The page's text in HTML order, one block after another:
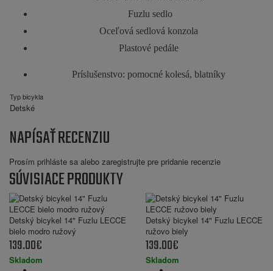
Fuzlu sedlo
Oceľová sedlová konzola
Plastové pedále
Príslušenstvo: pomocné kolesá, blatníky
Typ bicykla
Detské
NAPÍSAŤ RECENZIU
Prosím prihláste sa alebo zaregistrujte pre pridanie recenzie
SÚVISIACE PRODUKTY
Detský bicykel 14" Fuzlu LECCE
bielo modro ružový
139.00€
Skladom
Detský bicykel 14" Fuzlu LECCE
ružovo biely
139.00€
Skladom